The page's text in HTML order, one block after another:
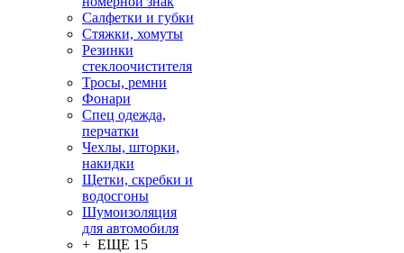
Салфетки и губки
Стяжки, хомуты
Резинки
стеклоочистителя
Тросы, ремни
Фонари
Спец одежда,
перчатки
Чехлы, шторки,
накидки
Щетки, скребки и
водосгоны
Шумоизоляция
для автомобиля
+ ЕЩЕ 15